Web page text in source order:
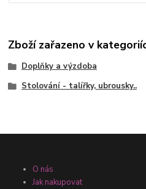
Zboží zařazeno v
Doplňky a výzdoba
Stolování - talířky, ubrousky..
O nás
Jak nakupovat